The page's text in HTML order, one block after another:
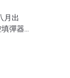
月出
彈器